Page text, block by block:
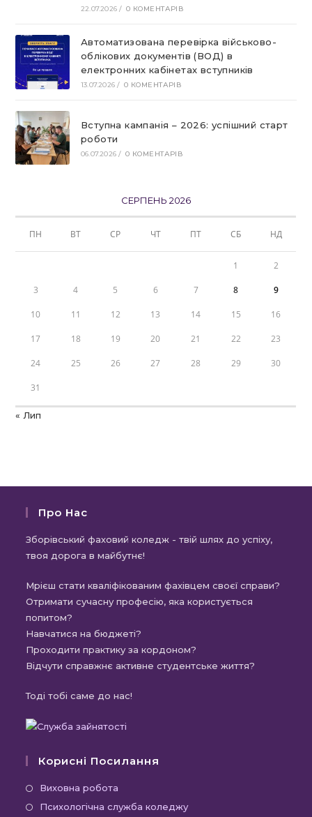
22.07.2026 / 0 КОМЕНТАРІВ
Автоматизована перевірка військово-
облікових документів (ВОД) в
електронних кабінетах вступників
13.07.2026 / 0 КОМЕНТАРІВ
Вступна кампанія – 2026: успішний старт
роботи
06.07.2026 / 0 КОМЕНТАРІВ
СЕРПЕНЬ 2026
ПН ВТ СР ЧТ ПТ СБ НД
1 2
3 4 5 6 7 8 9
10 11 12 13 14 15 16
17 18 19 20 21 22 23
24 25 26 27 28 29 30
31
« Лип
Про Нас
Зборівський фаховий коледж - твій шлях до успіху,
твоя дорога в майбутнє!
Мрієш стати кваліфікованим фахівцем своєї справи?
Отримати сучасну професію, яка користується
попитом?
Навчатися на бюджеті?
Проходити практику за кордоном?
Відчути справжнє активне студентське життя?
Тоді тобі саме до нас!
Корисні Посилання
Виховна робота
в
Психологічна служба коледжуВідкриється